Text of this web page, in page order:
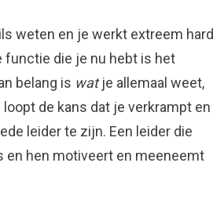
weten en je werkt extreem hard
functie die je nu hebt is het
belang is watje allemaal weet,
de kans dat je verkrampt en
leider te zijn. Een leider die
en hen motiveert en meeneemt